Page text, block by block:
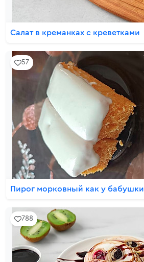
Салат в креманках с креветками
57
Пирог морковный как у бабушки
788